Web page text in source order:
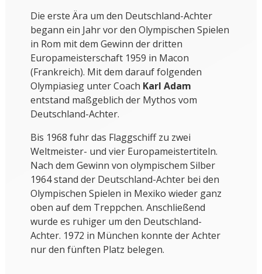
Die erste Ära um den Deutschland-Achter
begann ein Jahr vor den Olympischen Spielen
in Rom mit dem Gewinn der dritten
Europameisterschaft 1959 in Macon
(Frankreich). Mit dem darauf folgenden
Olympiasieg unter Coach Karl Adam
entstand maßgeblich der Mythos vom
Deutschland-Achter.
Bis 1968 fuhr das Flaggschiff zu zwei
Weltmeister- und vier Europameistertiteln.
Nach dem Gewinn von olympischem Silber
1964 stand der Deutschland-Achter bei den
Olympischen Spielen in Mexiko wieder ganz
oben auf dem Treppchen. Anschließend
wurde es ruhiger um den Deutschland-
Achter. 1972 in München konnte der Achter
nur den fünften Platz belegen.